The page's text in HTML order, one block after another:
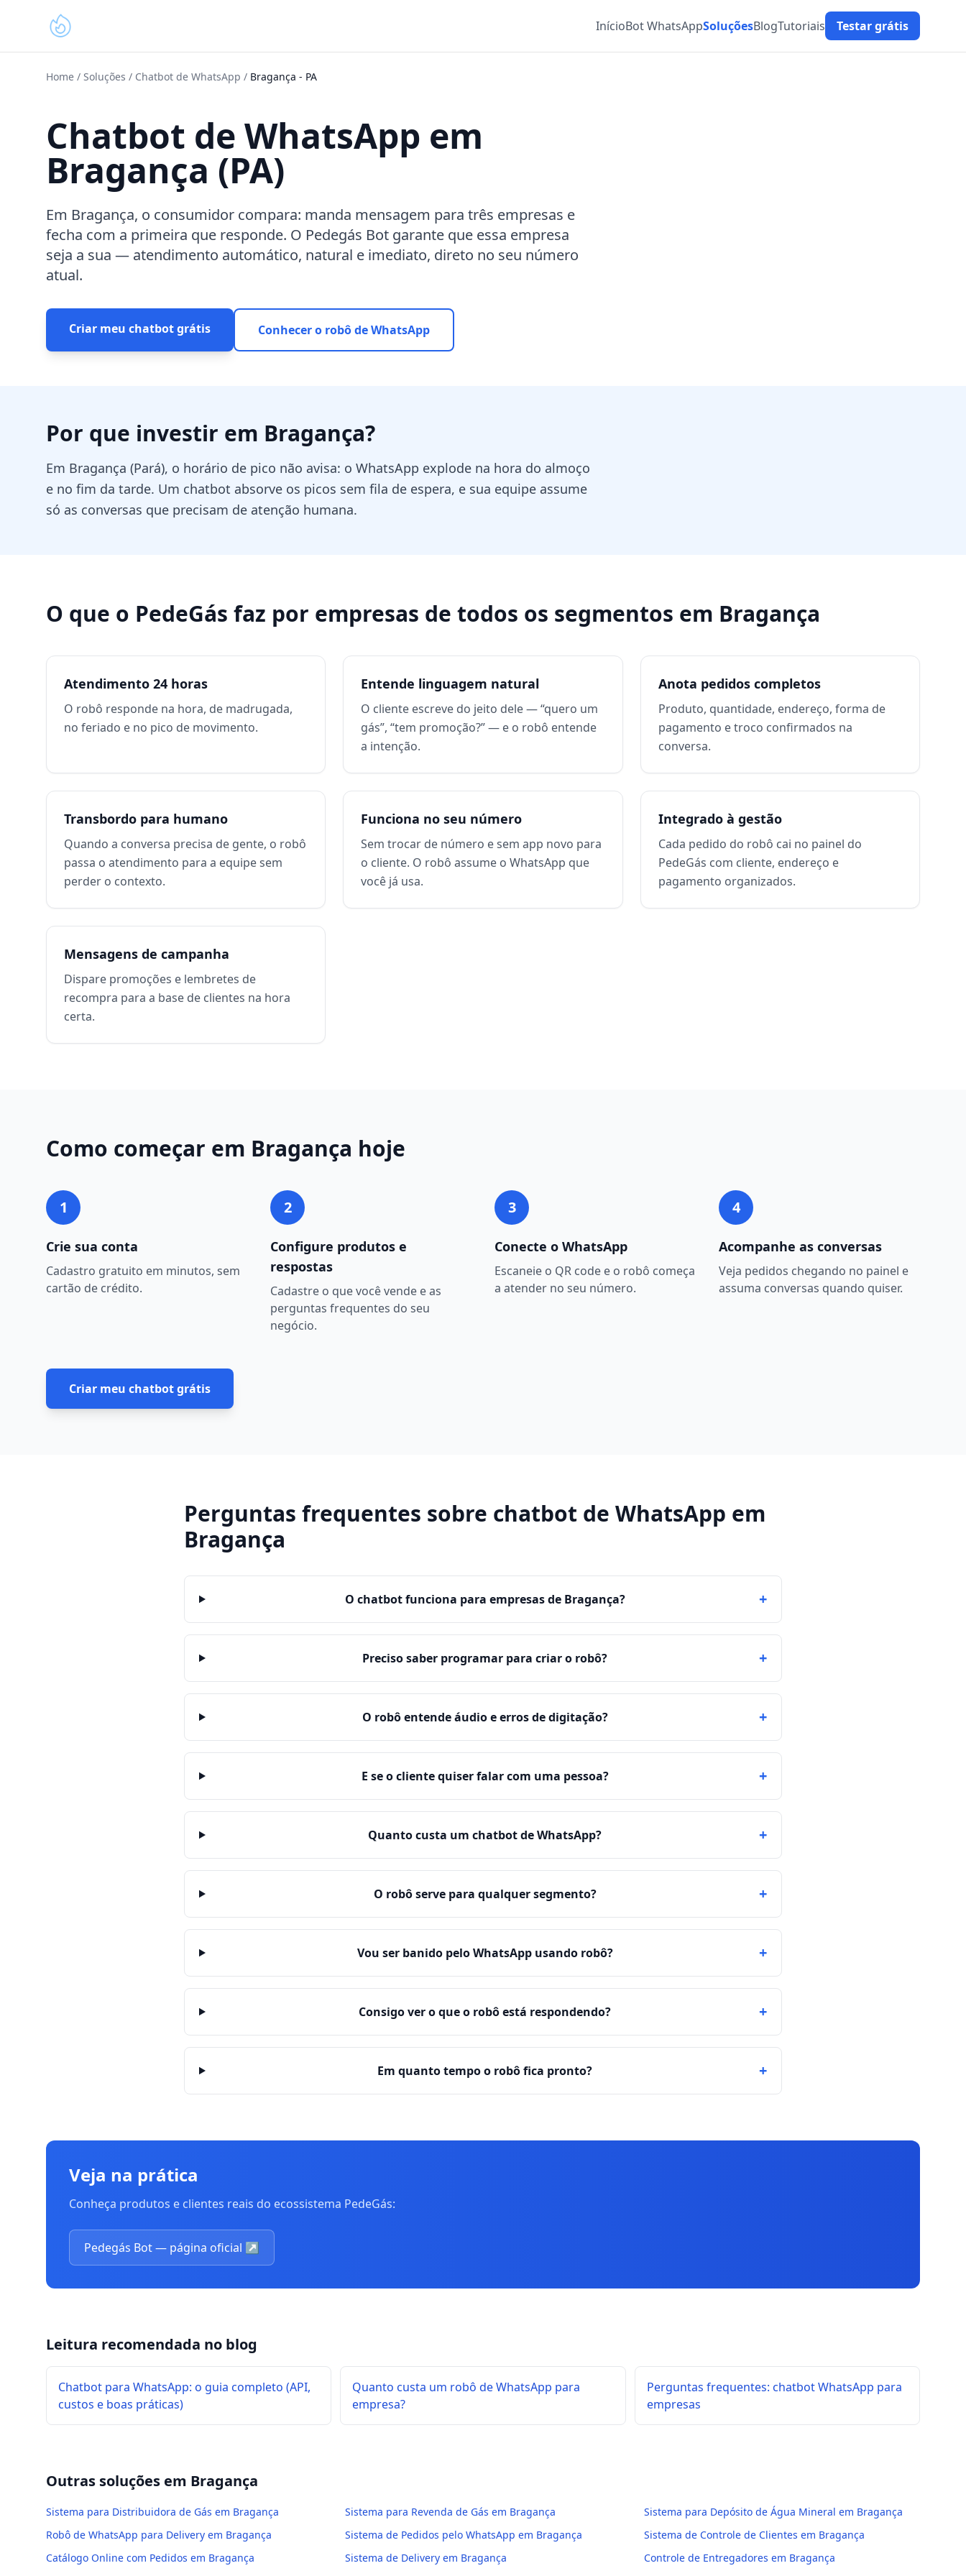
InícioBot WhatsAppSoluçõesBlogTutoriais Testar grátis
Home / Soluções / Chatbot de WhatsApp / Bragança - PA
Chatbot de WhatsApp em
Bragança (PA)
Em Bragança, o consumidor compara: manda mensagem para três empresas e
fecha com a primeira que responde. O Pedegás Bot garante que essa empresa
seja a sua — atendimento automático, natural e imediato, direto no seu número
atual.
Criar meu chatbot grátis Conhecer o robô de WhatsApp
Por que investir em Bragança?
Em Bragança (Pará), o horário de pico não avisa: o WhatsApp explode na hora do almoço
e no fim da tarde. Um chatbot absorve os picos sem fila de espera, e sua equipe assume
só as conversas que precisam de atenção humana.
O que o PedeGás faz por empresas de todos os segmentos em Bragança
Atendimento 24 horas
O robô responde na hora, de madrugada,
no feriado e no pico de movimento.
Entende linguagem natural
O cliente escreve do jeito dele — “quero um
gás”, “tem promoção?” — e o robô entende
a intenção.
Anota pedidos completos
Produto, quantidade, endereço, forma de
pagamento e troco confirmados na
conversa.
Transbordo para humano
Quando a conversa precisa de gente, o robô
passa o atendimento para a equipe sem
perder o contexto.
Funciona no seu número
Sem trocar de número e sem app novo para
o cliente. O robô assume o WhatsApp que
você já usa.
Integrado à gestão
Cada pedido do robô cai no painel do
PedeGás com cliente, endereço e
pagamento organizados.
Mensagens de campanha
Dispare promoções e lembretes de
recompra para a base de clientes na hora
certa.
Como começar em Bragança hoje
1
Crie sua conta
Cadastro gratuito em minutos, sem
cartão de crédito.
2
Configure produtos e
respostas
Cadastre o que você vende e as
perguntas frequentes do seu
negócio.
3
Conecte o WhatsApp
Escaneie o QR code e o robô começa
a atender no seu número.
4
Acompanhe as conversas
Veja pedidos chegando no painel e
assuma conversas quando quiser.
Criar meu chatbot grátis
Perguntas frequentes sobre chatbot de WhatsApp em
Bragança
O chatbot funciona para empresas de Bragança? +
Preciso saber programar para criar o robô? +
O robô entende áudio e erros de digitação? +
E se o cliente quiser falar com uma pessoa? +
Quanto custa um chatbot de WhatsApp? +
O robô serve para qualquer segmento? +
Vou ser banido pelo WhatsApp usando robô? +
Consigo ver o que o robô está respondendo? +
Em quanto tempo o robô fica pronto? +
Veja na prática
Conheça produtos e clientes reais do ecossistema PedeGás:
Pedegás Bot — página oficial ↗
Leitura recomendada no blog
Chatbot para WhatsApp: o guia completo (API,
custos e boas práticas)
Quanto custa um robô de WhatsApp para
empresa?
Perguntas frequentes: chatbot WhatsApp para
empresas
Outras soluções em Bragança
Sistema para Distribuidora de Gás em Bragança Sistema para Revenda de Gás em Bragança
Sistema para Depósito de Água Mineral em Bragança
Robô de WhatsApp para Delivery em Bragança
Sistema de Pedidos pelo WhatsApp em Bragança
Sistema de Controle de Clientes em Bragança
Catálogo Online com Pedidos em Bragança
Sistema de Delivery em Bragança
Controle de Entregadores em Bragança